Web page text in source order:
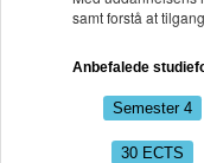
samt forstå at
Anbefalede
Semester 4
30 ECTS